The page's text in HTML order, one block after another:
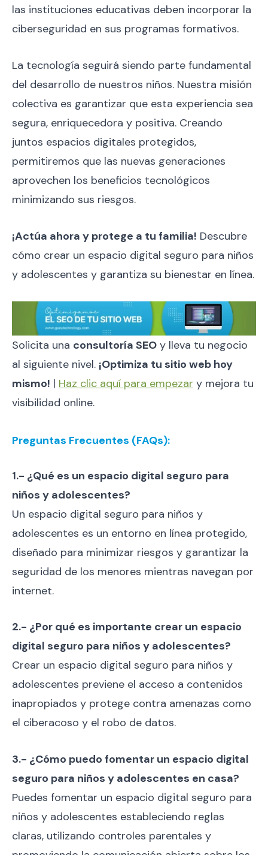
las instituciones educativas deben incorporar la
ciberseguridad en sus programas formativos.
La tecnología seguirá siendo parte fundamental
del desarrollo de nuestros niños. Nuestra misión
colectiva es garantizar que esta experiencia sea
segura, enriquecedora y positiva. Creando
juntos espacios digitales protegidos,
permitiremos que las nuevas generaciones
aprovechen los beneficios tecnológicos
minimizando sus riesgos.
¡Actúa ahora y protege a tu familia! Descubre
cómo crear un espacio digital seguro para niños
y adolescentes y garantiza su bienestar en línea.
Solicita una consultoría SEO y lleva tu negocio
al siguiente nivel. ¡Optimiza tu sitio web hoy
mismo! | Haz clic aquí para empezar y mejora tu
visibilidad online.
Preguntas Frecuentes (FAQs):
1.- ¿Qué es un espacio digital seguro para
niños y adolescentes?
Un espacio digital seguro para niños y
adolescentes es un entorno en línea protegido,
diseñado para minimizar riesgos y garantizar la
seguridad de los menores mientras navegan por
internet.
2.- ¿Por qué es importante crear un espacio
digital seguro para niños y adolescentes?
Crear un espacio digital seguro para niños y
adolescentes previene el acceso a contenidos
inapropiados y protege contra amenazas como
el ciberacoso y el robo de datos.
3.- ¿Cómo puedo fomentar un espacio digital
seguro para niños y adolescentes en casa?
Puedes fomentar un espacio digital seguro para
niños y adolescentes estableciendo reglas
claras, utilizando controles parentales y